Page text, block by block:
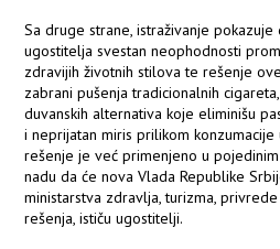
Sa druge strane, istraživanje pokazuje
ugostitelja svestan neophodnosti
zdravijih životnih stilova te rešenje
zabrani pušenja tradicionalnih
duvanskih alternativa koje eliminišu
i neprijatan miris prilikom
rešenje je već primenjeno u
nadu da će nova Vlada Republike
ministarstva zdravlja, turizma,
rešenja, ističu ugostitelji.